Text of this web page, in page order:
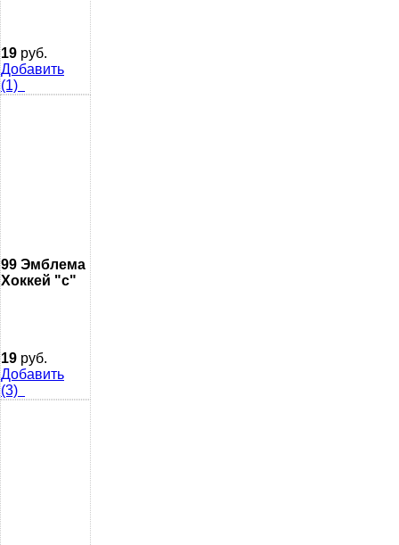
19 руб.
Добавить
(1)
99 Эмблема
Хоккей "с"
19 руб.
Добавить
(3)